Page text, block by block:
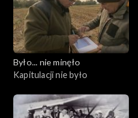
Było... nie minęło
Kapitulacji nie było